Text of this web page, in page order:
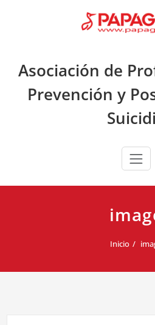
Asociación de
Prevención y
Inicio